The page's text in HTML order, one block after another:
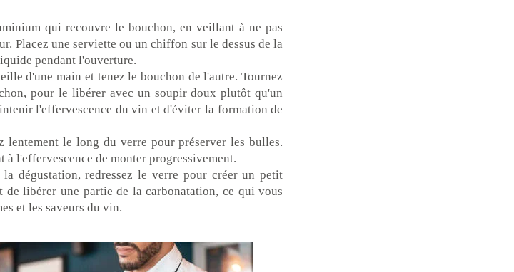
qui recouvre le bouchon, en veillant à ne pas
Placez une serviette ou un chiffon sur le dessus de la
pendant l'ouverture.
d'une main et tenez le bouchon de l'autre. Tournez
pour le libérer avec un soupir doux plutôt qu'un
l'effervescence du vin et d'éviter la formation de
lentement le long du verre pour préserver les bulles.
l'effervescence de monter progressivement.
dégustation, redressez le verre pour créer un petit
de libérer une partie de la carbonatation, ce qui vous
et les saveurs du vin.